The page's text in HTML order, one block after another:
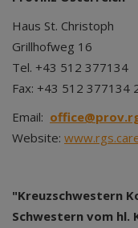
Haus St. Christoph
Grillhofweg 16
Tel. +43 512 377134
Fax: +43 512 377134
Email:
Website:
"Kreuzschwestern
Schwestern vom hl.